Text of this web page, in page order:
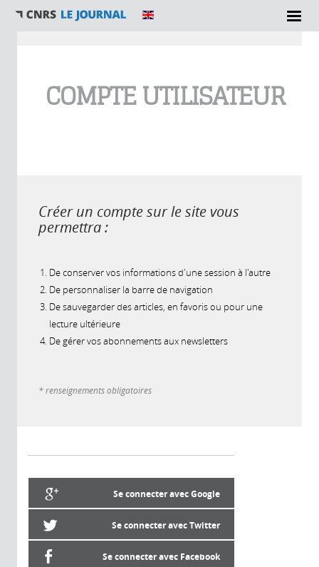
COMPTE UTILISATEUR
Créer un compte sur le site vous
permettra :
De conserver vos informations d'une session à l'autre
De personnaliser la barre de navigation
De sauvegarder des articles, en favoris ou pour une
lecture ultérieure
De gérer vos abonnements aux newsletters
* renseignements obligatoires
Se connecter avec Google
Se connecter avec Twitter
Se connecter avec Facebook